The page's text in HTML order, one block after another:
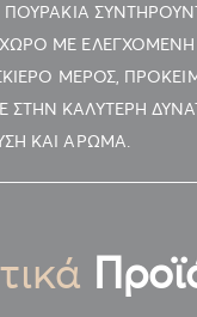
ΜΕ
ΜΕΡΟΣ,
ΣΤΗΝ ΚΑΛΥΤΕΡΗ
ΚΑΙ ΑΡΩΜΑ.